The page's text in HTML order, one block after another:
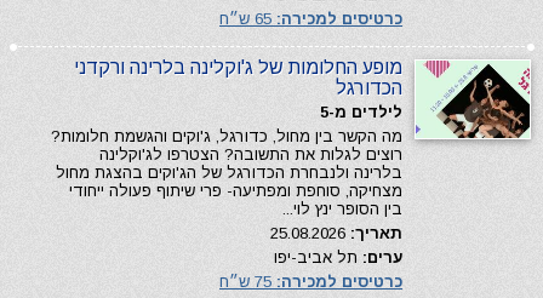
כרטיסים למכירה:
מופע החלומות של ג'וקלינה בלרינה ורקדני
הכדורגל
לילדים מ-5
מה הקשר בין מחול, כדורגל, ג'וקים והגשמת חלומות?
רוצים לגלות את התשובה? הצטרפו לג'וקלינה
בלרינה ולנבחרת הכדורגל של הג'וקים בהצגת מחול
מצחיקה, סוחפת ומפתיעה- פרי שיתוף פעולה ייחודי
בין הסופר ינץ לוי...
תאריך:
ערים: תל אביב-יפו
כרטיסים למכירה: